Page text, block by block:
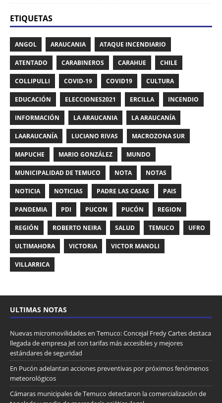
ETIQUETAS
ANGOL ARAUCANIA ATAQUE INCENDIARIO
ATENTADO CARABINEROS CARAHUE CHILE
COLLIPULLI COVID-19 COVID19 CULTURA
EDUCACIÓN ELECCIONES2021 ERCILLA INCENDIO
INFORMACIÓN LA ARAUCANIA LA ARAUCANÍA
LAARAUCANÍA LUCIANO RIVAS MACROZONA SUR
MAPUCHE MARIO GONZÁLEZ MUNDO
MUNICIPALIDAD DE TEMUCO NOTA NOTAS
NOTICIA NOTICIAS PADRE LAS CASAS PAIS
PANDEMIA PDI PUCON PUCÓN REGION
REGIÓN ROBERTO NEIRA SALUD TEMUCO UFRO
ULTIMAHORA VICTORIA VICTOR MANOLI
VILLARRICA
ULTIMAS NOTAS
Nuevas micromovilidades en Temuco: Concejal Fredy Cartes destaca
llegada de empresa Jet con tarifas más accesibles y mejores
estándares de seguridad
En Pucón adelantan acciones preventivas por próximos fenómenos
meteorológicos
Cámaras municipales de Temuco detectaron la comercialización de